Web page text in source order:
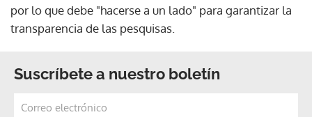
por lo que debe "hacerse a un lado" para garantizar la
transparencia de las pesquisas.
Suscríbete a nuestro boletín